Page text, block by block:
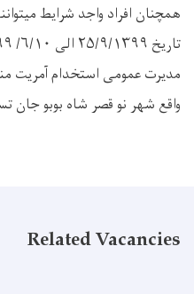
همچنان افراد واجد شرایط
مدیرت عمومی استخدام آمریت
واقع شهر نو قصر شاه بوبو جان
Related Vacancies